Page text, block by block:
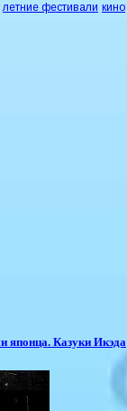
летние фестивали кино
японца. Казуки Икэда